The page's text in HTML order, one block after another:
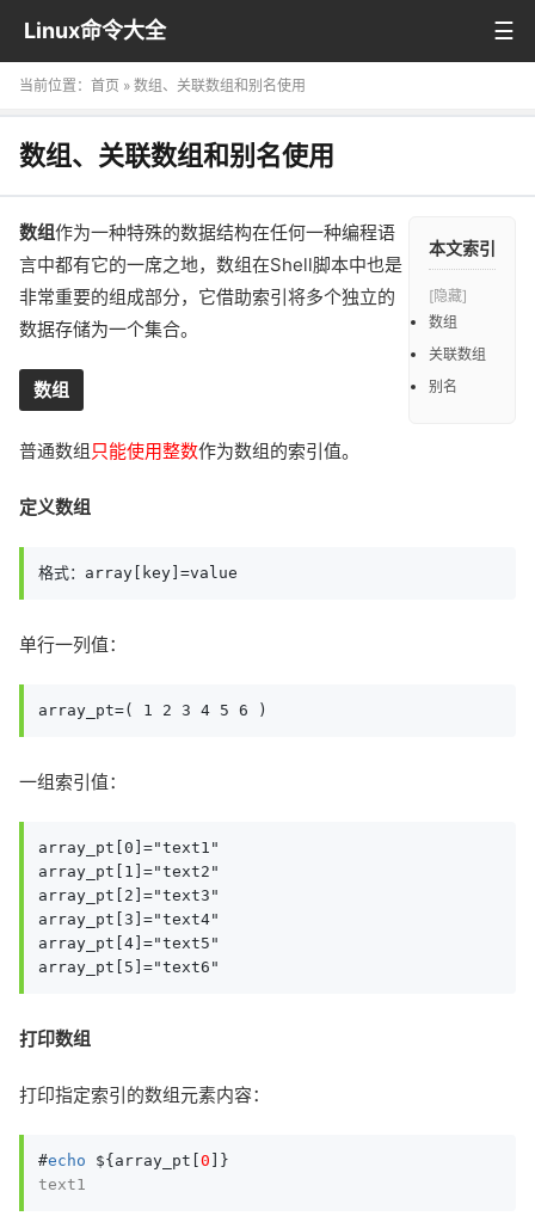
Linux命令大全
当前位置： 首页 » 数组、关联数组和别名使用
数组、关联数组和别名使用
本文索引
[隐藏]
数组
关联数组
别名
数组作为一种特殊的数据结构在任何一种编程语
言中都有它的一席之地，数组在Shell脚本中也是
非常重要的组成部分，它借助索引将多个独立的
数据存储为一个集合。
数组
普通数组 只能使用整数作为数组的索引值。
定义数组
格式：array[key]=value
单行一列值：
array_pt=( 1 2 3 4 5 6 )
一组索引值：
array_pt[0]="text1"
array_pt[1]="text2"
array_pt[2]="text3"
array_pt[3]="text4"
array_pt[4]="text5"
打印数组
打印指定索引的数组元素内容：
#echo ${array_pt[ 0
text1